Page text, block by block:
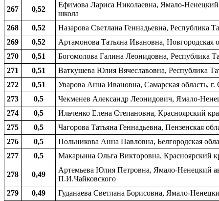
267 0,52
Ефимова Лариса Николаевна, Ямало-
школа
268
0,52
Назарова Светлана Геннадьевна, Республика
269
0,52
Артамонова Татьяна Ивановна, Новгородская
270
0,51
Богомолова Галина Леонидовна, Республика
271
0,51
Ваткушева Юлия Вячеславовна, Республика
272
0,51
Уварова Анна Ивановна, Самарская область,
273
0,5
Чекменев Александр Леонидович, Ямало-
274
0,5
Ильченко Елена Степановна, Красноярский
275
0,5
Чагорова Татьяна Геннадьевна, Пензенская
276
0,5
Польникова Анна Павловна, Белгородская
277
0,5 Макарьина Ольга Викторовна, Красноярский
278 0,49
Артемьева Юлия Петровна, Ямало-Ненецкий
П.И.Чайковского
279
0,49
Гуданаева Светлана Борисовна, Ямало-